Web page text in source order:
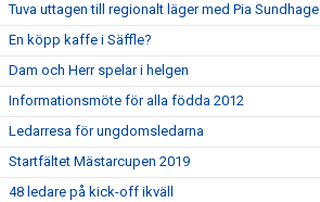
Tuva uttagen till regionalt läger med Pia Sundhage
En köpp kaffe i Säffle?
Dam och Herr spelar i helgen
Informationsmöte för alla födda 2012
Ledarresa för ungdomsledarna
Startfältet Mästarcupen 2019
48 ledare på kick-off ikväll